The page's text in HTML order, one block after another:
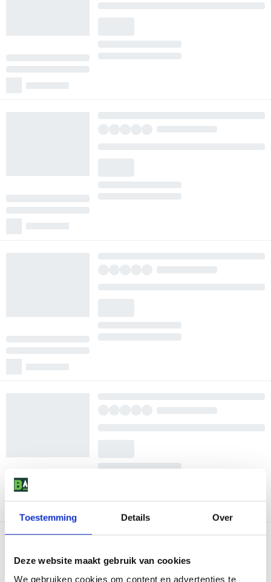
Toestemming Details Over
Deze website maakt gebruik van cookies
We gebruiken cookies om content en advertenties te